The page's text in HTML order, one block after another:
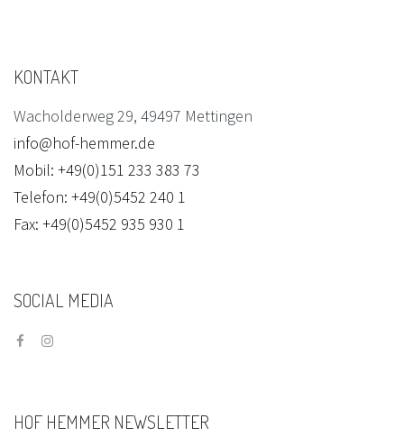
KONTAKT
Wacholderweg 29, 49497 Mettingen
info@hof-hemmer.de
Mobil: +49(0)151 233 383 73
Telefon: +49(0)5452 240 1
Fax: +49(0)5452 935 930 1
SOCIAL MEDIA
HOF HEMMER NEWSLETTER